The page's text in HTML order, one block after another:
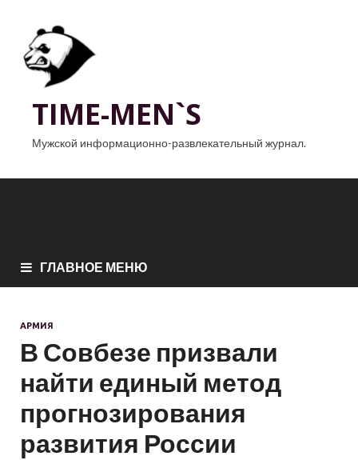
TIME-MEN`S
Мужской информационно-развлекательный журнал.
ГЛАВНОЕ МЕНЮ
АРМИЯ
В Совбезе призвали
найти единый метод
прогнозирования
развития России